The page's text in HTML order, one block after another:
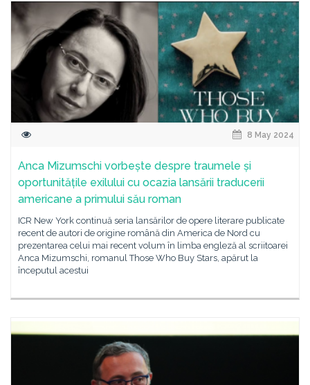
8 May 2024
Anca Mizumschi vorbește despre traumele și
oportunitățile exilului cu ocazia lansării traducerii
americane a primului său roman
ICR New York continuă seria lansărilor de opere literare publicate
recent de autori de origine română din America de Nord cu
prezentarea celui mai recent volum în limba engleză al scriitoarei
Anca Mizumschi, romanul Those Who Buy Stars, apărut la
începutul acestui